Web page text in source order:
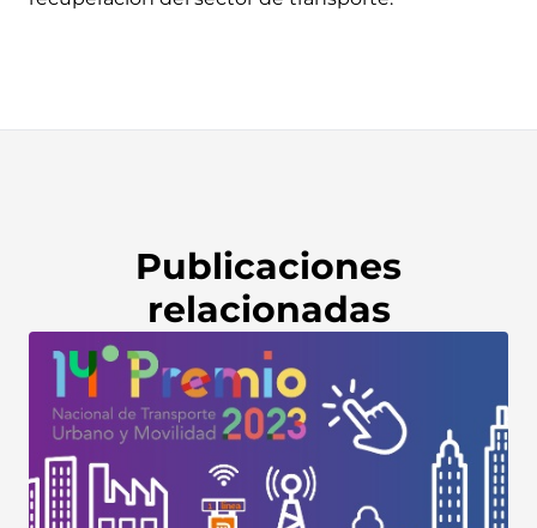
Publicaciones
relacionadas